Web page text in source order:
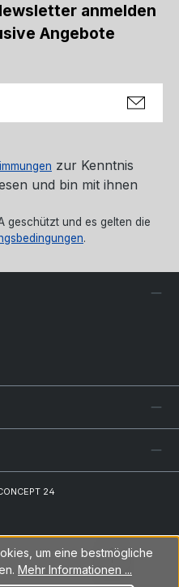
anmelden
Angebote
zur Kenntnis
und bin mit ihnen
geschützt und es gelten die
.
24
um eine bestmögliche
Mehr Informationen ...